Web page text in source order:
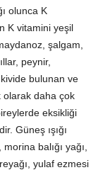
olunca K
K vitamini yeşil
şalgam,
peynir,
bulunan ve
olarak daha çok
eksikliği
Güneş ışığı
balığı yağı,
yulaf ezmesi